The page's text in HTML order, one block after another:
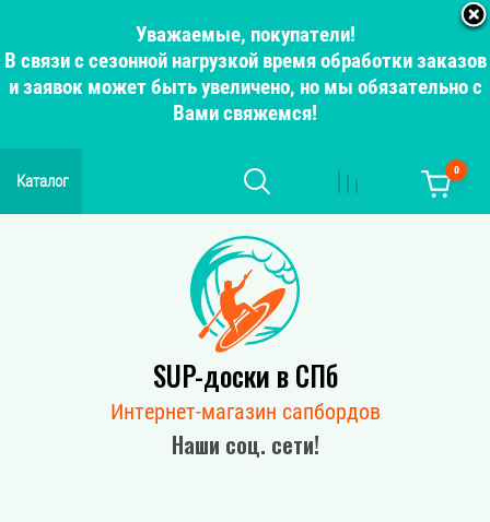
Уважаемые, покупатели!
В связи с сезонной нагрузкой время обработки заказов
и заявок может быть увеличено, но мы обязательно с
Вами свяжемся!
Каталог
0
SUP-доски в СПб
Интернет-магазин сапбордов
Наши соц. сети!